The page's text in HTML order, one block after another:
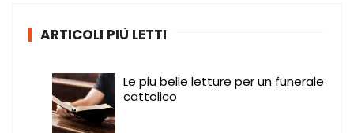
ARTICOLI PIÙ LETTI
Le piu belle letture per un funerale
cattolico